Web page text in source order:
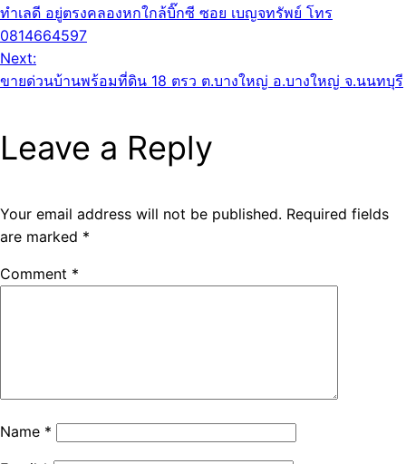
ทำเลดี อยู่ตรงคลองหกใกล้บิ๊กซี ซอย เบญจทรัพย์ โทร
0814664597
Next:
ขายด่วนบ้านพร้อมที่ดิน 18 ตรว ต.บางใหญ่ อ.บางใหญ่ จ.นนทบุรี
Leave a Reply
Your email address will not be published. Required fields
are marked *
Comment *
Name *